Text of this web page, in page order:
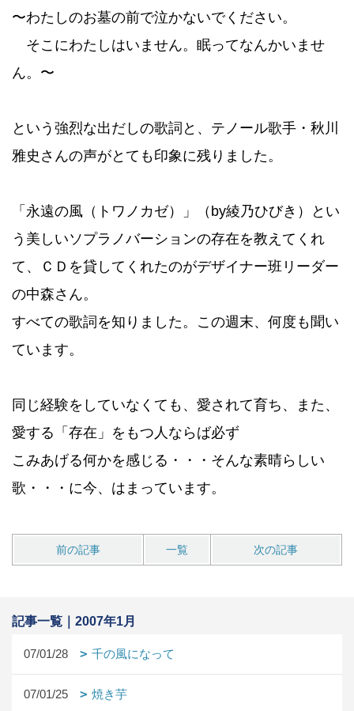
〜わたしのお墓の前で泣かないでください。
そこにわたしはいません。眠ってなんかいませ
ん。〜
という強烈な出だしの歌詞と、テノール歌手・秋川
雅史さんの声がとても印象に残りました。
「永遠の風（トワノカゼ）」（by綾乃ひびき）とい
う美しいソプラノバーションの存在を教えてくれ
て、ＣＤを貸してくれたのがデザイナー班リーダー
の中森さん。
すべての歌詞を知りました。この週末、何度も聞い
ています。
同じ経験をしていなくても、愛されて育ち、また、
愛する「存在」をもつ人ならば必ず
こみあげる何かを感じる・・・そんな素晴らしい
歌・・・に今、はまっています。
前の記事 一覧 次の記事
記事一覧｜2007年1月
07/01/28 千の風になって
07/01/25 焼き芋